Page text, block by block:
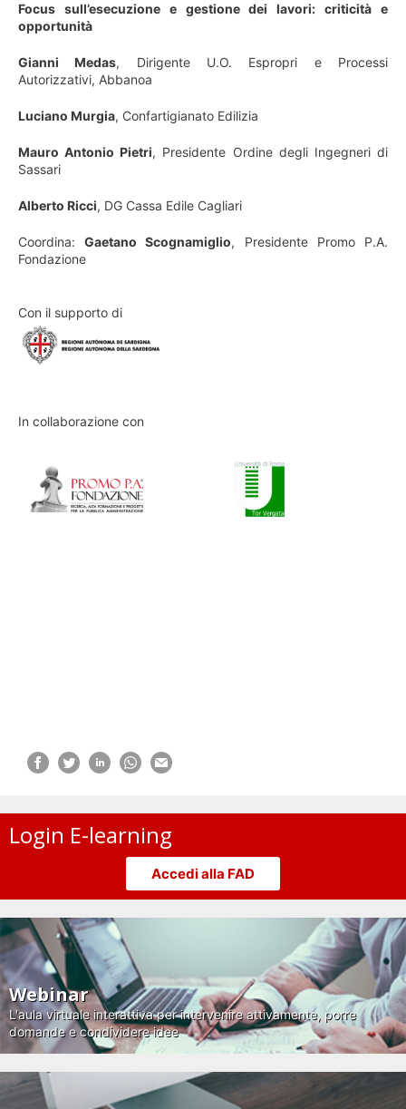
Focus sull’esecuzione e gestione dei lavori: criticità e
opportunità
Gianni Medas, Dirigente U.O. Espropri e Processi
Autorizzativi, Abbanoa
Luciano Murgia, Confartigianato Edilizia
Mauro Antonio Pietri, Presidente Ordine degli Ingegneri di
Sassari
Alberto Ricci, DG Cassa Edile Cagliari
Coordina:Gaetano Scognamiglio, Presidente Promo P.A.
Fondazione
Con il supporto di
In collaborazione con
Login E-learning
Accedi alla FAD
Webinar
L'aula virtuale interattiva per intervenire attivamente, porre
domande e condividere idee